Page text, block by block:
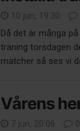
10 jun, 19:30
Då det är många
träning torsdagen
matcher så ses vi
Vårens
7 jun, 20:06